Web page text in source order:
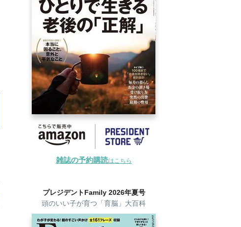
雑誌の予約購読はこちら
プレジデントFamily 2026年夏号
頭のいい子が育つ「育脳」大百科